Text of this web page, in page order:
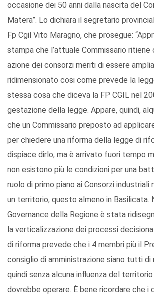
occasione dei 50 anni dalla nascita del
Matera”. Lo dichiara il segretario
Fp Cgil Vito Maragno, che prosegue:
stampa che l’attuale Commissario ritiene
azione dei consorzi meriti di essere
ridimensionato cosi come prevede la
stessa cosa che diceva la FP CGIL nel
gestazione della legge. Appare, quindi,
che un Commissario preposto ad
per chiedere una riforma della legge di
dispiace dirlo, ma è arrivato fuori tempo
non esistono più le condizioni per una
ruolo di primo piano ai Consorzi industriali
un territorio, questo almeno in Basilicata.
Governance della Regione è stata
la verticalizzazione dei processi
di riforma prevede che i 4 membri più il
consiglio di amministrazione siano tutti di
quindi senza alcuna influenza del
dovrebbe operare. È bene ricordare che i